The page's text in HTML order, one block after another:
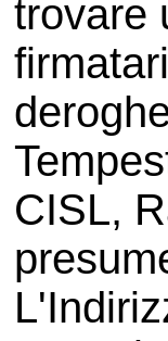
trovare
CISL,